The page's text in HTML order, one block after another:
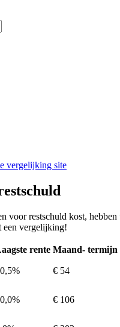
vergelijking site
voor restschuld kost,
een vergelijking!
rente Maand- termijn
€ 54
€ 106